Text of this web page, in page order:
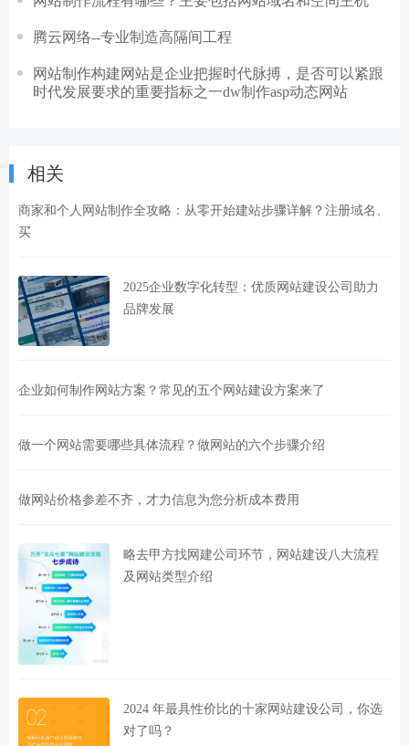
腾云网络--专业制造高隔间工程
网站制作构建网站是企业把握时代脉搏，是否可以紧跟
时代发展要求的重要指标之一dw制作asp动态网站
相关
商家和个人网站制作全攻略：从零开始建站步骤详解？注册域名、
买
2025企业数字化转型：优质网站建设公司助力
品牌发展
企业如何制作网站方案？常见的五个网站建设方案来了
做一个网站需要哪些具体流程？做网站的六个步骤介绍
做网站价格参差不齐，才力信息为您分析成本费用
略去甲方找网建公司环节，网站建设八大流程
及网站类型介绍
2024 年最具性价比的十家网站建设公司，你选
对了吗？